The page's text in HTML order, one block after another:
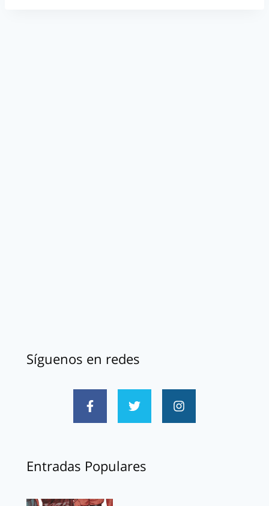
Síguenos en redes
Entradas Populares